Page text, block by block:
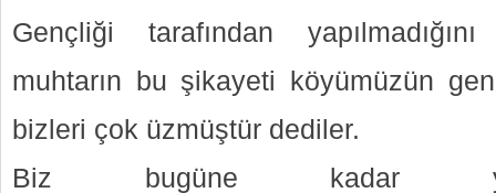
Gençliği tarafından
muhtarın bu şikayeti köyümüzün
bizleri çok üzmüştür dediler.
Biz bugüne kadar